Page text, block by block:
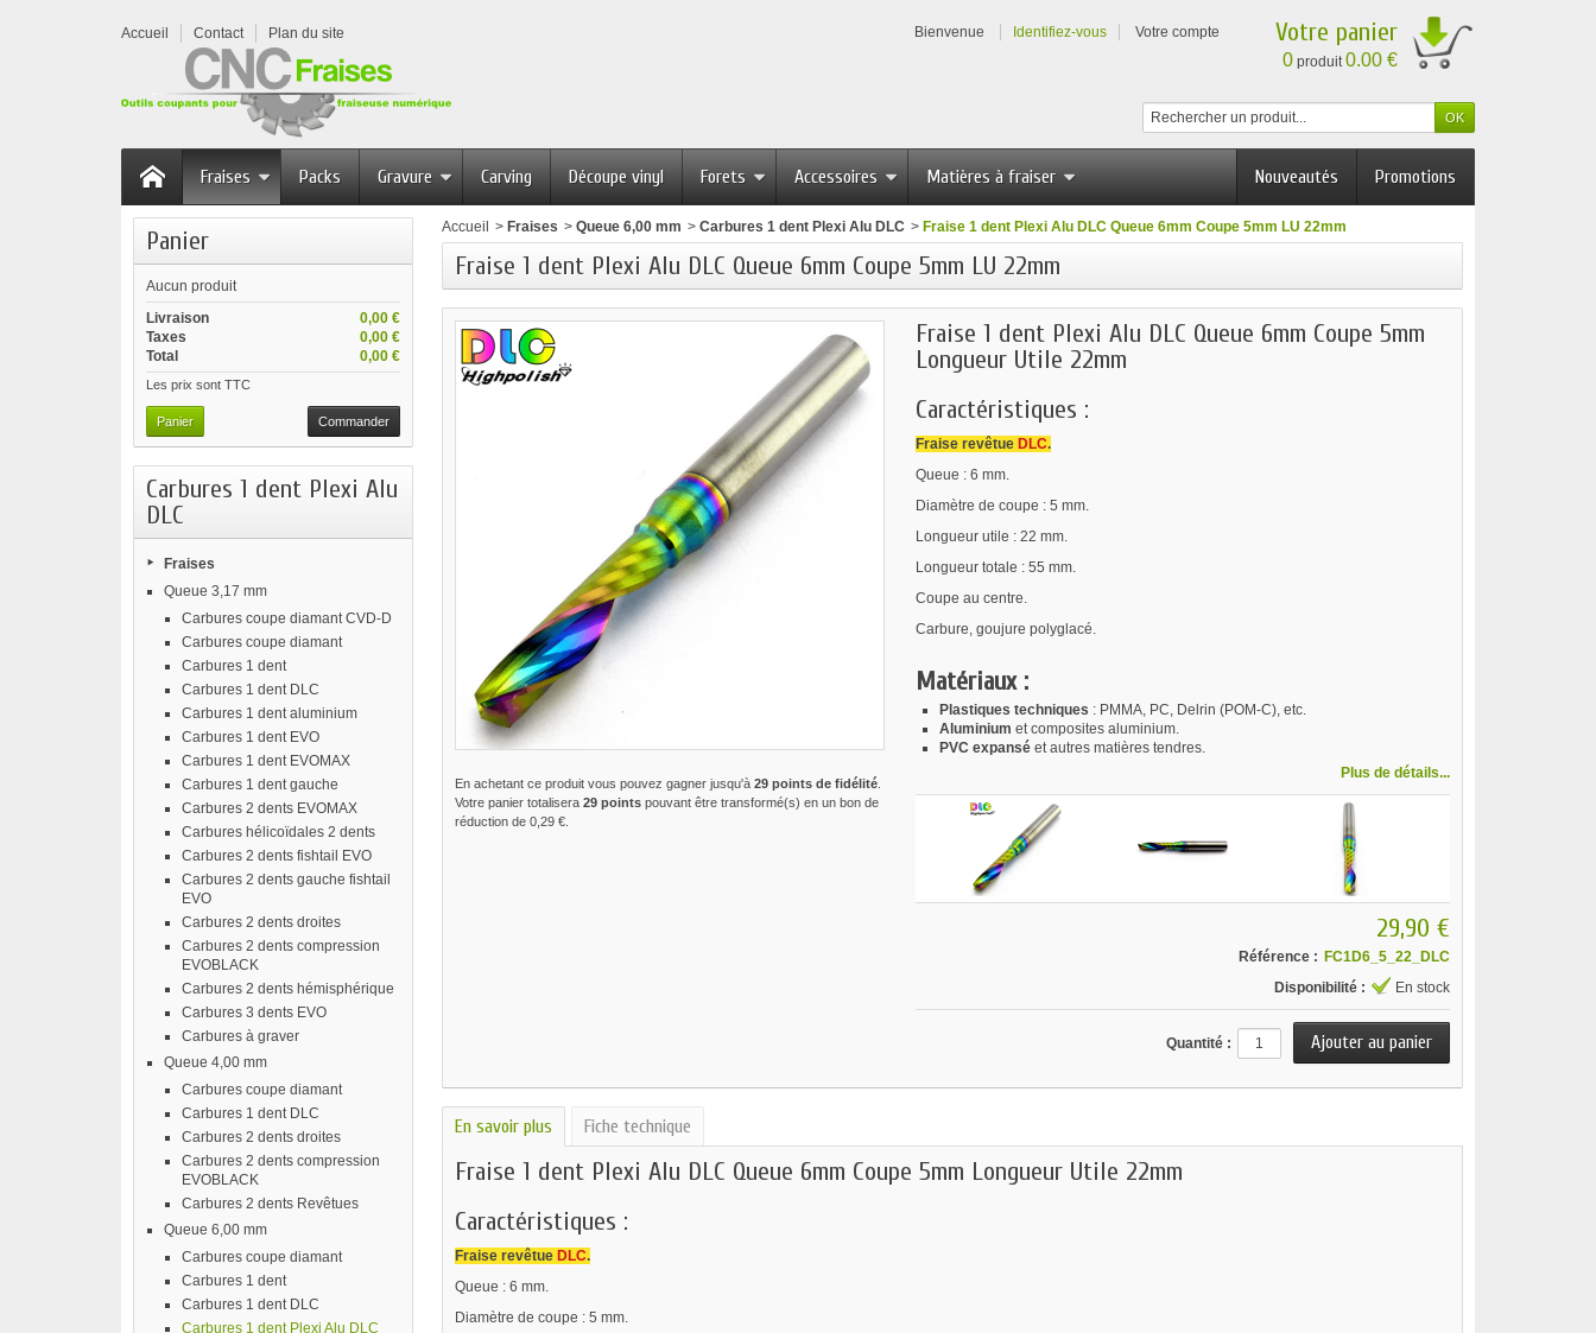
Accueil Contact Plan du site Bienvenue Identifiez-vous Votre compte Votre panier
0 produit0.00 €
Promotions
Nouveautés
Fraises Packs Gravure Carving Découpe vinyl Forets Accessoires Matières à fraiser
Panier
Aucun produit
0,00 €
Livraison
0,00 €
Taxes
0,00 €
Total
Les prix sont TTC
Panier Commander
Carbures 1 dent Plexi Alu
DLC
Fraises
Queue 3,17 mm
Carbures coupe diamant CVD-D
Carbures coupe diamant
Carbures 1 dent
Carbures 1 dent DLC
Carbures 1 dent aluminium
Carbures 1 dent EVO
Carbures 1 dent EVOMAX
Carbures 1 dent gauche
Carbures 2 dents EVOMAX
Carbures hélicoïdales 2 dents
Carbures 2 dents fishtail EVO
Carbures 2 dents gauche fishtail
EVO
Carbures 2 dents droites
Carbures 2 dents compression
EVOBLACK
Carbures 2 dents hémisphérique
Carbures 3 dents EVO
Carbures à graver
Queue 4,00 mm
Carbures coupe diamant
Carbures 1 dent DLC
Carbures 2 dents droites
Carbures 2 dents compression
EVOBLACK
Carbures 2 dents Revêtues
Queue 6,00 mm
Carbures coupe diamant
Carbures 1 dent
Carbures 1 dent DLC
Carbures 1 dent Plexi Alu DLC
Accueil > Fraises > Queue 6,00 mm > Carbures 1 dent Plexi Alu DLC > Fraise 1 dent Plexi Alu DLC Queue 6mm Coupe 5mm LU 22mm
Fraise 1 dent Plexi Alu DLC Queue 6mm Coupe 5mm LU 22mm
En achetant ce produit vous pouvez gagner jusqu'à 29points de fidélité.
Votre panier totalisera 29pointspouvant être transformé(s) en un bon de
réduction de 0,29 €.
Fraise 1 dent Plexi Alu DLC Queue 6mm Coupe 5mm
Longueur Utile 22mm
Caractéristiques :
Fraise revêtue DLC.
Queue : 6 mm.
Diamètre de coupe : 5 mm.
Longueur utile : 22 mm.
Longueur totale : 55 mm.
Coupe au centre.
Carbure, goujure polyglacé.
Matériaux :
Plastiques techniques : PMMA, PC, Delrin (POM-C), etc.
Aluminium et composites aluminium.
PVC expanséet autres matières tendres.
Plus de détails...
29,90 €
Référence : FC1D6_5_22_DLC
Disponibilité :
En stock
Quantité :
En savoir plus Fiche technique
Fraise 1 dent Plexi Alu DLC Queue 6mm Coupe 5mm Longueur Utile 22mm
Caractéristiques :
Fraise revêtue DLC.
Queue : 6 mm.
Diamètre de coupe : 5 mm.